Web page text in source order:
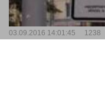
03.09.2016 14:01:45 1238